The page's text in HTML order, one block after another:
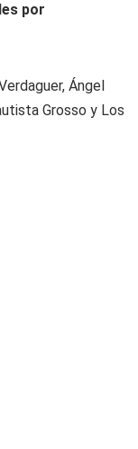
por
Ángel
Grosso y Los